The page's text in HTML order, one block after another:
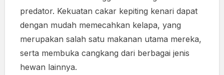
predator. Kekuatan cakar kepiting kenari dapat
dengan mudah memecahkan kelapa, yang
merupakan salah satu makanan utama mereka,
serta membuka cangkang dari berbagai jenis
hewan lainnya.